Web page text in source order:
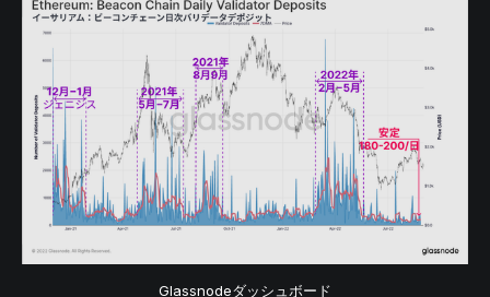
Glassnodeダッシュボード